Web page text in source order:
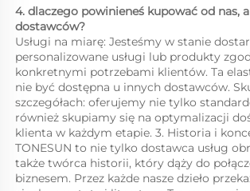
4. dlaczego powinieneś kupować od nas,
dostawców?
Usługi na miarę: Jesteśmy w stanie
personalizowane usługi lub produkty
konkretnymi potrzebami klientów. Ta
nie być dostępna u innych dostawców.
szczegółach: oferujemy nie tylko
również skupiamy się na optymalizacji
klienta w każdym etapie. 3. Historia i
TONESUN to nie tylko dostawca usług
także twórca historii, który dąży do
biznesem. Przez każde nasze dzieło